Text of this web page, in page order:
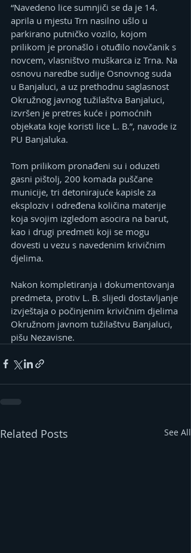
“Navedeno lice sumnjiči se da je 14.
aprila u mjestu Trn nasilno ušlo u
parkirano putničko vozilo, kojom
prilikom je pronašlo i otuđilo novčanik s
novcem, vlasništvo muškarca iz Trna. Na
osnovu naredbe sudije Osnovnog suda
u Banjaluci, a uz prethodnu saglasnost
Okružnog javnog tužilaštva Banjaluci,
izvršen je pretres kuće i pomoćnih
objekata koje koristi lice L. B.”, navode iz
PU Banjaluka.
Tom prilikom pronađeni su i oduzeti
gasni pištolj, 200 komada puščane
municije, tri detonirajuće kapisle za
eksploziv i određena količina materije
koja svojim izgledom asocira na barut,
kao i drugi predmeti koji se mogu
dovesti u vezu s navedenim krivičnim
djelima.
Nakon kompletiranja i dokumentovanja
predmeta, protiv L. B. slijedi dostavljanje
izvještaja o počinjenim krivičnim djelima
Okružnom javnom tužilaštvu Banjaluci,
pišu Nezavisne.
Related Posts See All